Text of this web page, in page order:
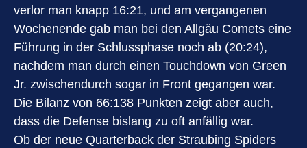
verlor man knapp 16:21, und am vergangenen
Wochenende gab man bei den Allgäu Comets eine
Führung in der Schlussphase noch ab (20:24),
nachdem man durch einen Touchdown von Green
Jr. zwischendurch sogar in Front gegangen war.
Die Bilanz von 66:138 Punkten zeigt aber auch,
dass die Defense bislang zu oft anfällig war.
Ob der neue Quarterback der Straubing Spiders